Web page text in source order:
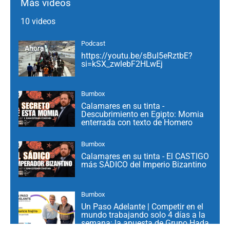
Más videos
10 videos
Ahora
Podcast
https://youtu.be/sBuI5eRztbE?
si=kSX_zwlebF2HLwEj
Bumbox
Calamares en su tinta -
Descubrimiento en Egipto: Momia
enterrada con texto de Homero
Bumbox
Calamares en su tinta - El CASTIGO
más SÁDICO del Imperio Bizantino
Bumbox
Un Paso Adelante | Competir en el
mundo trabajando solo 4 días a la
semana: la apuesta de Grupo Hada